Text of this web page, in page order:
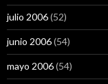
julio 2006(52)
junio 2006(54)
mayo 2006(54)